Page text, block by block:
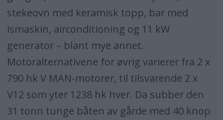
stekeovn med keramisk topp, bar med
ismaskin, airconditioning og 11 kW
generator – blant mye annet.
Motoralternativene for øvrig varierer fra 2 x
790 hk V MAN-motorer, til tilsvarende 2 x
V12 som yter 1238 hk hver. Da subber den
31 tonn tunge båten av gårde med 40 knop